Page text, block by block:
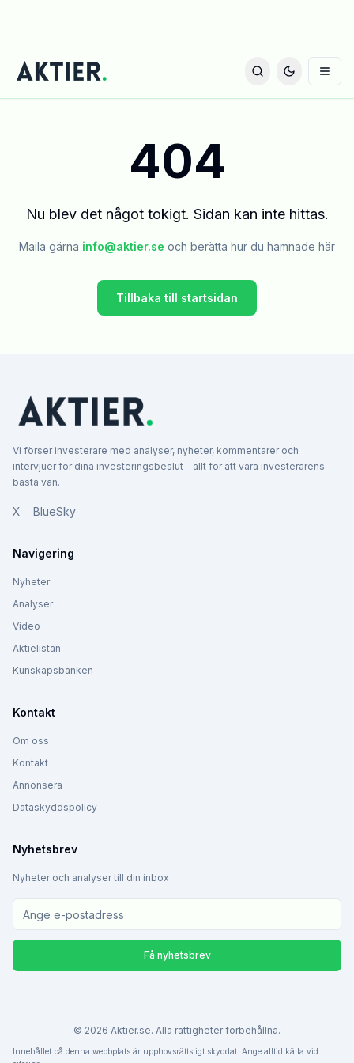
404
Nu blev det något tokigt. Sidan kan inte hittas.
Maila gärna info@aktier.se och berätta hur du hamnade här
Tillbaka till startsidan
Vi förser investerare med analyser, nyheter, kommentarer och
intervjuer för dina investeringsbeslut - allt för att vara investerarens
bästa vän.
X BlueSky
Navigering
Nyheter
Analyser
Video
Aktielistan
Kunskapsbanken
Kontakt
Om oss
Kontakt
Annonsera
Dataskyddspolicy
Nyhetsbrev
Nyheter och analyser till din inbox
Få nyhetsbrev
© 2026 Aktier.se. Alla rättigheter förbehållna.
Innehållet på denna webbplats är upphovsrättsligt skyddat. Ange alltid källa vid